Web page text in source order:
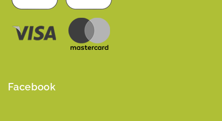
Facebook